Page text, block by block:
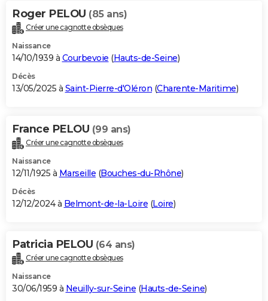
Roger PELOU (85 ans)
Créer une cagnotte obsèques
Naissance
14/10/1939 à Courbevoie (Hauts-de-Seine)
Décès
13/05/2025 à Saint-Pierre-d'Oléron (Charente-Maritime)
France PELOU (99 ans)
Créer une cagnotte obsèques
Naissance
12/11/1925 à Marseille (Bouches-du-Rhône)
Décès
12/12/2024 à Belmont-de-la-Loire (Loire)
Patricia PELOU (64 ans)
Créer une cagnotte obsèques
Naissance
30/06/1959 à Neuilly-sur-Seine (Hauts-de-Seine)